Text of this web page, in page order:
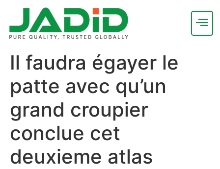
Il faudra égayer le
patte avec qu’un
grand croupier
conclue cet
deuxieme atlas